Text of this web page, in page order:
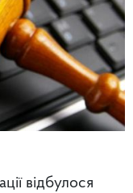
відбулося